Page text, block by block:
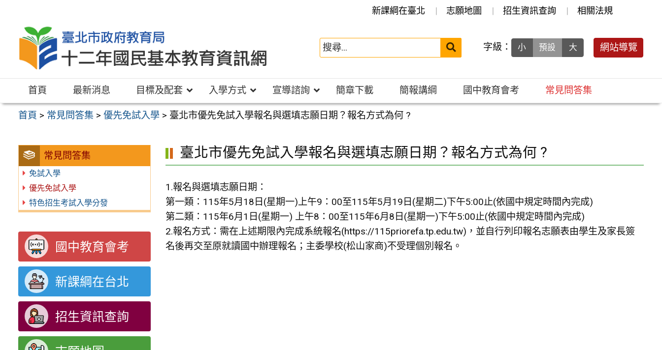
容
新課綱在臺北 志願地圖 招生資訊查詢 相關法規
送出 字級： 小 預設 大 網站導覽
首頁 最新消息 目標及配套 入學方式 宣導諮詢 簡章下載 簡報講綱 國中教育會考 常見問答集
首頁 > 常見問答集 >優先免試入學 > 臺北市優先免試入學報名與選填志願日期？報名方式為何 ?
常見問答集
免試入學
優先免試入學
特色招生考試入學分發
國中教育會考
新課綱在台北
招生資訊查詢
臺北市優先免試入學報名與選填志願日期？報名方式為何 ?
1.報名與選填志願日期：
第一類：115年5月18日(星期一)上午9：00至115年5月19日(星期二)下午5:00止(依國中規定時間內完成)
第二類：115年6月1日(星期一) 上午8：00至115年6月8日(星期一)下午5:00止(依國中規定時間內完成)
2.報名方式：需在上述期限內完成系統報名(https://115priorefa.tp.edu.tw)，並自行列印報名志願表由學生及家長簽
名後再交至原就讀國中辦理報名；主委學校(松山家商)不受理個別報名。